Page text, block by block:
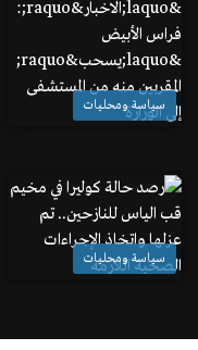
سياسة ومحليات
سياسة ومحليات